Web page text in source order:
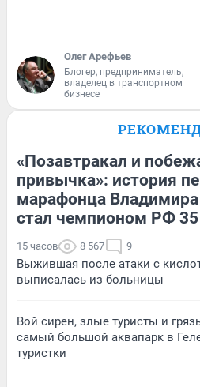
Олег Арефьев
Блогер, предприниматель,
владелец в транспортном
бизнесе
«Позавтракал и
привычка»: история
марафонца
стал чемпионом РФ 35
15 часов 8 567 9
Выжившая после атаки с
выписалась из больницы
Вой сирен, злые туристы и
самый большой аквапарк в
туристки